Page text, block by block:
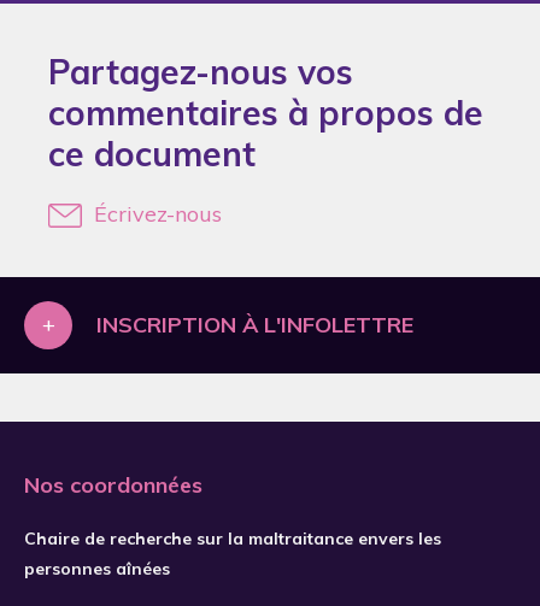
2008
2009
2010
2013
2014
2019
2020
Partagez-nous vos
commentaires à propos de
ce document
Écrivez-nous
+ INSCRIPTION À L'INFOLETTRE
Nos coordonnées
Chaire de recherche sur la maltraitance envers les
personnes aînées